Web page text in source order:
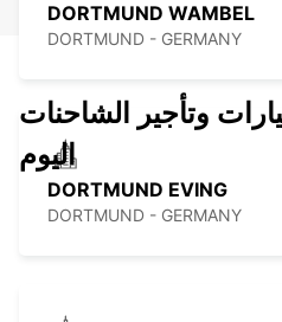
DORTMUND WAMBEL
DORTMUND - GERMANY
DORTMUND EVING
DORTMUND - GERMANY
وتأجير الشاحنات
اليوم